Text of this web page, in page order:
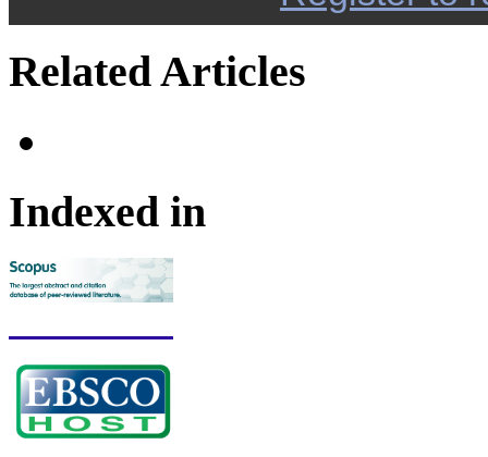
Related Articles
Indexed in